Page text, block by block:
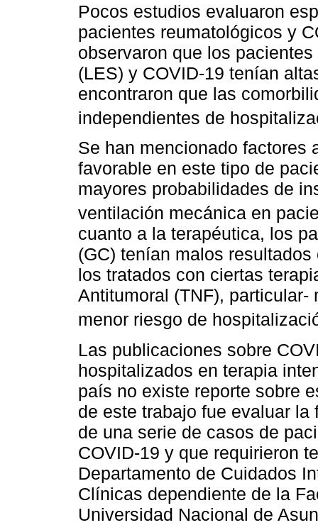
Pocos estudios evaluaron
pacientes reumatológicos y
observaron que los
(LES) y COVID-19 tenían
encontraron que las
independientes de
Se han mencionado factores
favorable en este tipo de
mayores probabilidades de
ventilación mecánica en
cuanto a la terapéutica, los
(GC) tenían malos
los tratados con ciertas
Antitumoral (TNF),
menor riesgo de
Las publicaciones sobre
hospitalizados en terapia
país no existe reporte sobre
de este trabajo fue evaluar
de una serie de casos de
COVID-19 y que requirieron
Departamento de Cuidados
Clínicas dependiente de la
Universidad Nacional de